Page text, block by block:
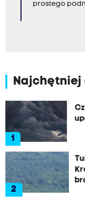
prostego
Najchętniej
1
2